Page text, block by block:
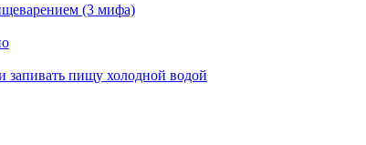
(3 мифа)
запивать пищу холодной водой